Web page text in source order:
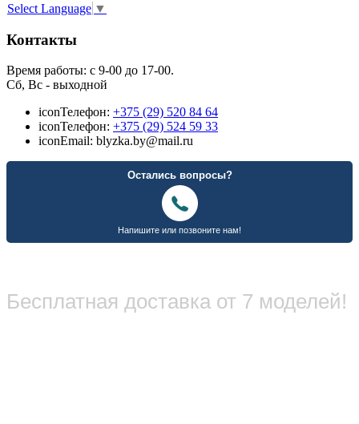
Select Language ▼
Контакты
Время работы: с 9-00 до 17-00.
Сб, Вс - выходной
iconТелефон: +375 (29) 520 84 64
iconТелефон: +375 (29) 524 59 33
iconEmail: blyzka.by@mail.ru
Бесплатная доставка от 7 моделей!